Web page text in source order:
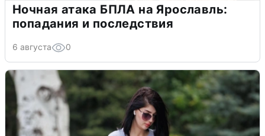
Ночная атака БПЛА на Ярославль:
попадания и последствия
6 августа 0